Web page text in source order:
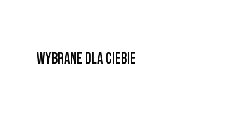
Wybrane dla Ciebie